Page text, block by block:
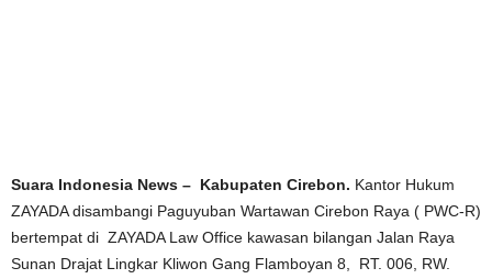
Suara Indonesia News – Kabupaten Cirebon. Kantor Hukum
ZAYADA disambangi Paguyuban Wartawan Cirebon Raya ( PWC-R)
bertempat di ZAYADA Law Office kawasan bilangan Jalan Raya
Sunan Drajat Lingkar Kliwon Gang Flamboyan 8, RT. 006, RW.